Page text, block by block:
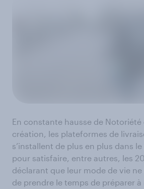
En constante hausse de Notoriété
création, les plateformes de
s’installent de plus en plus dans
pour satisfaire, entre autres, les
déclarant que leur mode de vie
de prendre le temps de préparer